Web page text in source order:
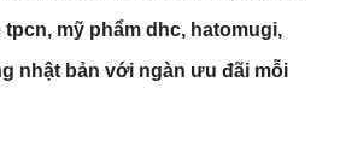
tpcn, mỹ phẩm dhc, hatomugi,
nhật bản với ngàn ưu đãi mỗi